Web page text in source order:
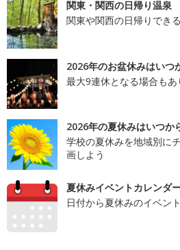
関東・関西の日帰り温泉
関東や関西の日帰りでき
2026年のお盆休みはいつ
最大9連休となる場合もあ
2026年の夏休みはいつか
学校の夏休みを地域別に
画しよう
夏休みイベントカレンダ
日付から夏休みのイベン